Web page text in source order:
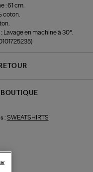
: 61 cm.
coton.
Lavage en machine à 30°.
: SWEATSHIRTS